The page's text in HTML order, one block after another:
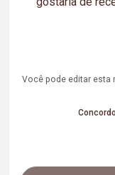
Você pode editar esta